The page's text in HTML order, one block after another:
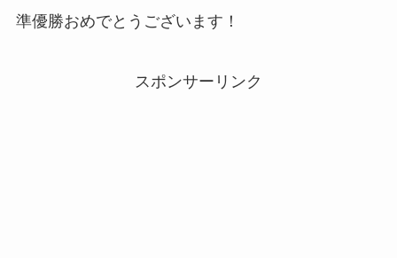
準優勝おめでとうございます！
スポンサーリンク